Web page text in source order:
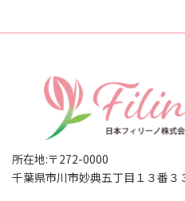
所在地:〒272-0000
千葉県市川市妙典五丁目１３番３